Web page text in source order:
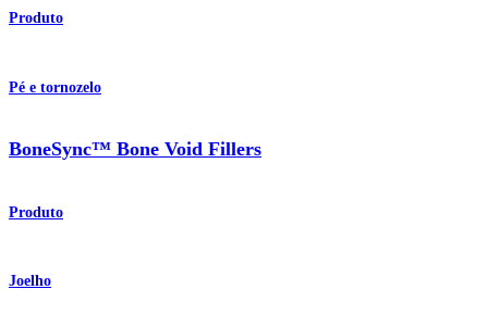
Produto
Pé e tornozelo
BoneSync™ Bone Void Fillers
Produto
Joelho